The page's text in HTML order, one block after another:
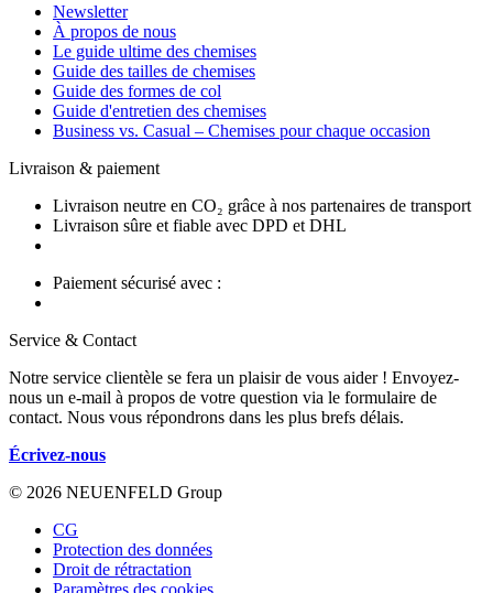
Newsletter
À propos de nous
Le guide ultime des chemises
Guide des tailles de chemises
Guide des formes de col
Guide d'entretien des chemises
Business vs. Casual – Chemises pour chaque occasion
Livraison & paiement
Livraison neutre en CO₂ grâce à nos partenaires de transport
Livraison sûre et fiable avec DPD et DHL
Paiement sécurisé avec :
Service & Contact
Notre service clientèle se fera un plaisir de vous aider ! Envoyez-
nous un e-mail à propos de votre question via le formulaire de
contact. Nous vous répondrons dans les plus brefs délais.
Écrivez-nous
© 2026 NEUENFELD Group
CG
Protection des données
Droit de rétractation
Paramètres des cookies